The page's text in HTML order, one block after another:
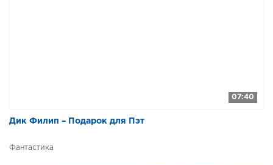
07:40
Дик Филип – Подарок для Пэт
Фантастика